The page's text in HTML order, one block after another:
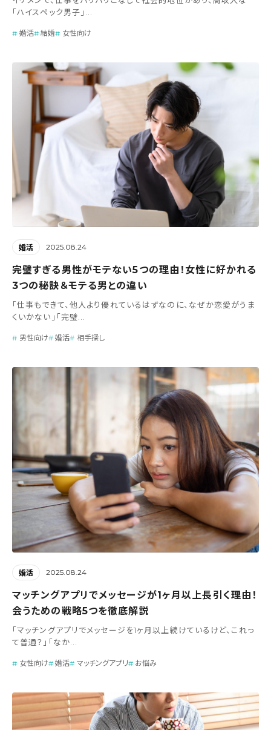
「ハイスペック男子」...
婚活 結婚 女性向け
婚活 2025.08.24
完璧すぎる男性がモテない5つの理由！女性に好かれる
3つの秘訣＆モテる男との違い
「仕事もできて、他人より優れているはずなのに、なぜか恋愛がうま
くいかない」「完璧...
男性向け 婚活 相手探し
婚活 2025.08.24
マッチングアプリでメッセージが1ヶ月以上長引く理由！
会うための戦略5つを徹底解説
「マッチングアプリでメッセージを1ヶ月以上続けているけど、これっ
て普通？」「なか...
女性向け 婚活 マッチングアプリ お悩み